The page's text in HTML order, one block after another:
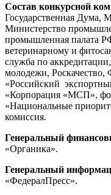
Состав конкурсной
Государственная Дума,
Министерство
промышленная палата
ветеринарному и
служба по
молодежи,
«Российский
«Корпорация «МСП»,
«Национальные
комиссия.
Генеральный
«Органика».
Генеральный
«ФедералПресс».